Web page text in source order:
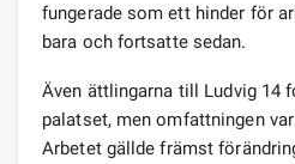
fungerade som ett hinder för
bara och fortsatte sedan.
Även ättlingarna till Ludvig 14
palatset, men omfattningen
Arbetet gällde främst